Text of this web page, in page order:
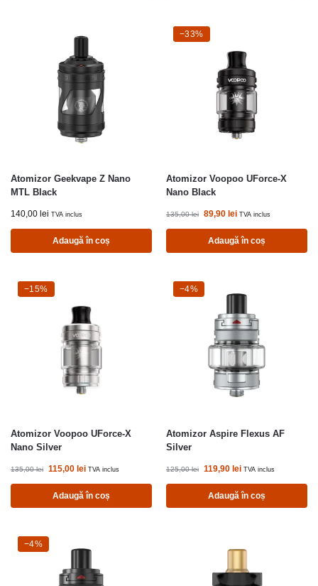
Atomizor Geekvape Z Nano
MTL Black
140,00 lei TVA inclus
Adaugă în coș
-33%
−33%
Atomizor Voopoo UForce-X
Nano Black
135,00lei 89,90 lei TVA inclus
Adaugă în coș
-15%
−15%
Atomizor Voopoo UForce-X
Nano Silver
135,00lei 115,00 lei TVA inclus
Adaugă în coș
-4%
−4%
Atomizor Aspire Flexus AF
Silver
125,00lei 119,90 lei TVA inclus
Adaugă în coș
-4%
−4%